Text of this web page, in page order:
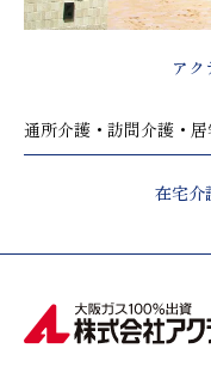
ア
通所介護・訪問介護・
在宅介